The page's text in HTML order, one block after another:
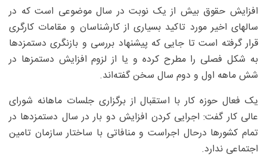
افزایش حقوق بیش از یک نوبت در سال موضوعی است که در
سالهای اخیر مورد تاکید بسیاری از کارشناسان و مقامات کارگری
قرار گرفته است تا جایی که پیشنهاد بررسی و بازنگری دستمزدها
به شکل فصلی را مطرح کرده و یا از لزوم افزایش دستمزها در
شش ماهه اول و دوم سال سخن گفته‌اند.
یک فعال حوزه کار با استقبال از برگزاری جلسات ماهانه شورای
عالی کار گفت: اجرایی کردن افزایش دو بار در سال دستمزدها در
تمام کشورها درحال اجراست و منافاتی با ساختار سازمان تامین
اجتماعی ندارد.